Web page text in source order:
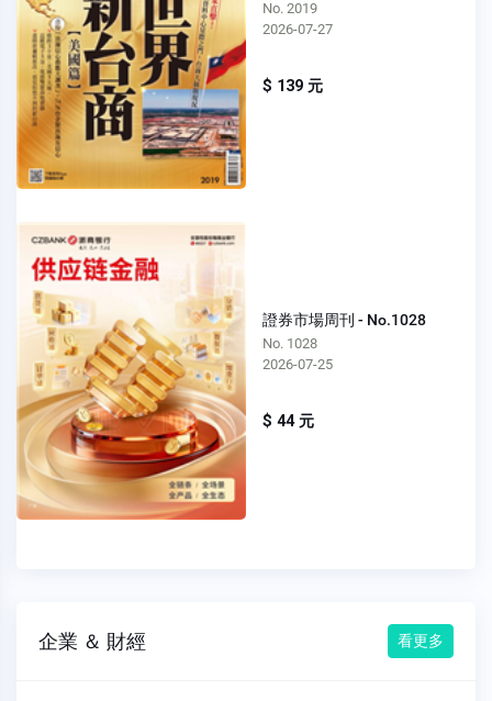
No. 2019
2026-07-27
$ 139 元
證券市場周刊 - No.1028
No. 1028
2026-07-25
$ 44 元
企業 ＆ 財經 看更多